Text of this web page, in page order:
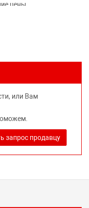
цены.
относительно
нарушает права
знаков.
необходимую и
к
их правильного
Законом
или Вам
запрос продавцу